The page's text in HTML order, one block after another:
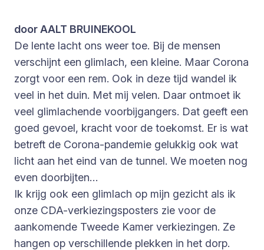
door AALT BRUINEKOOL
De lente lacht ons weer toe. Bij de mensen
verschijnt een glimlach, een kleine. Maar Corona
zorgt voor een rem. Ook in deze tijd wandel ik
veel in het duin. Met mij velen. Daar ontmoet ik
veel glimlachende voorbijgangers. Dat geeft een
goed gevoel, kracht voor de toekomst. Er is wat
betreft de Corona-pandemie gelukkig ook wat
licht aan het eind van de tunnel. We moeten nog
even doorbijten…
Ik krijg ook een glimlach op mijn gezicht als ik
onze CDA-verkiezingsposters zie voor de
aankomende Tweede Kamer verkiezingen. Ze
hangen op verschillende plekken in het dorp.